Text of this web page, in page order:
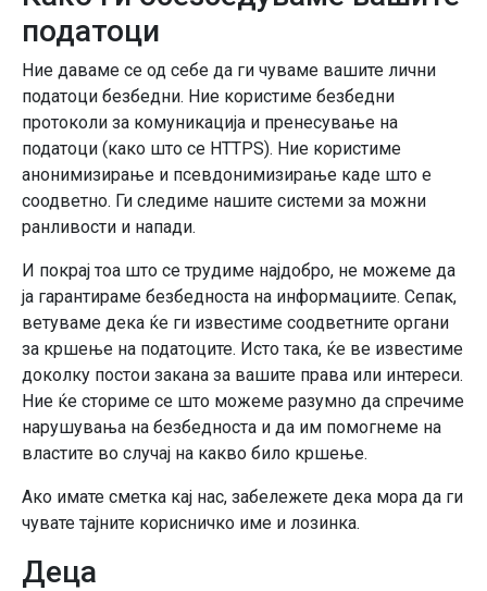
податоци
Ние даваме се од себе да ги чуваме вашите лични
податоци безбедни. Ние користиме безбедни
протоколи за комуникација и пренесување на
податоци (како што се HTTPS). Ние користиме
анонимизирање и псевдонимизирање каде што е
соодветно. Ги следиме нашите системи за можни
ранливости и напади.
И покрај тоа што се трудиме најдобро, не можеме да
ја гарантираме безбедноста на информациите. Сепак,
ветуваме дека ќе ги известиме соодветните органи
за кршење на податоците. Исто така, ќе ве известиме
доколку постои закана за вашите права или интереси.
Ние ќе сториме се што можеме разумно да спречиме
нарушувања на безбедноста и да им помогнеме на
властите во случај на какво било кршење.
Ако имате сметка кај нас, забележете дека мора да ги
чувате тајните корисничко име и лозинка.
Деца